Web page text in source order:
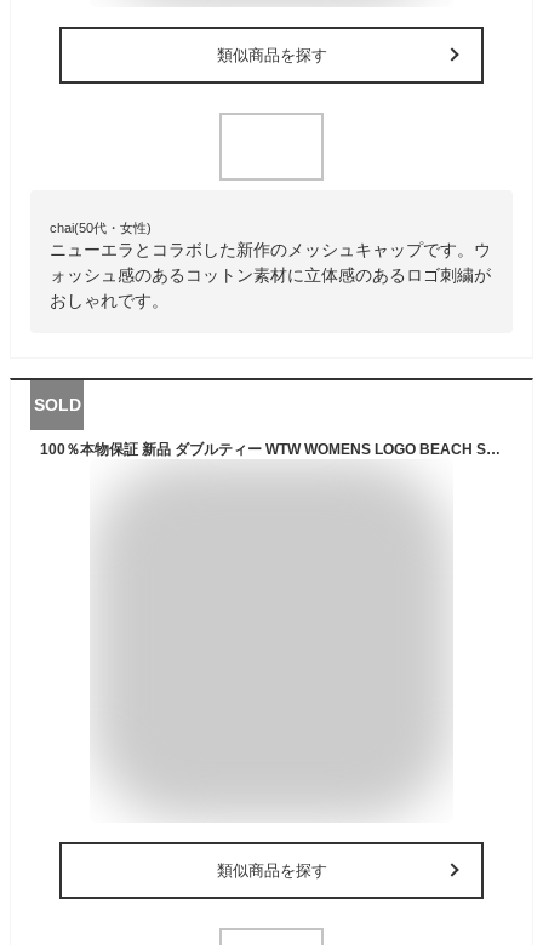
類似商品を探す
chai(50代・女性)
ニューエラとコラボした新作のメッシュキャップです。ウ
ォッシュ感のあるコットン素材に立体感のあるロゴ刺繍が
おしゃれです。
SOLD
100％本物保証 新品 ダブルティー WTW WOMENS LOGO BEACH SANDAL ビーチ サンダル BLACK ブラック 黒 レディース
類似商品を探す